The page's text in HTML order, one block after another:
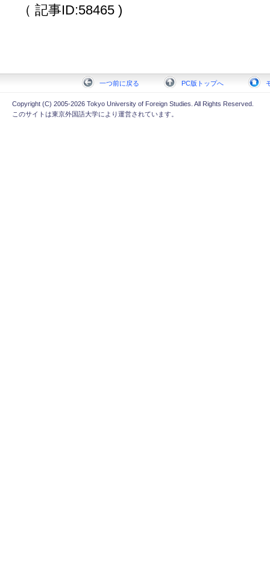
（ 記事ID:58465 )
一つ前に戻る PC版トップへ
Copyright (C) 2005-2026 Tokyo University of Foreign Studies. All Rights Reserved.
このサイトは東京外国語大学により運営されています。